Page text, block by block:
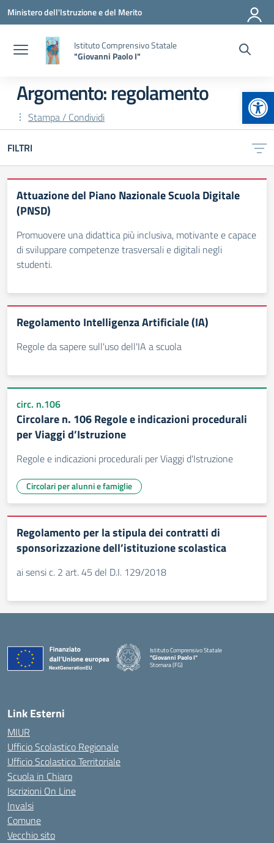
Vai ai contenuti
Vai al menu di navigazione
Vai al footer
Ministero dell'Istruzione e del Merito
Istituto Comprensivo Statale
"Giovanni Paolo I"
Argomento: regolamento
Stampa / Condividi
FILTRI
Attuazione del Piano Nazionale Scuola Digitale
(PNSD)
Promuovere una didattica più inclusiva, motivante e capace
di sviluppare competenze trasversali e digitali negli
studenti.
Regolamento Intelligenza Artificiale (IA)
Regole da sapere sull'uso dell'IA a scuola
circ. n.106
Circolare n. 106 Regole e indicazioni procedurali
per Viaggi d’Istruzione
Regole e indicazioni procedurali per Viaggi d'Istruzione
Circolari per alunni e famiglie
Regolamento per la stipula dei contratti di
sponsorizzazione dell’istituzione scolastica
ai sensi c. 2 art. 45 del D.I. 129/2018
Istituto Comprensivo Statale
"Giovanni Paolo I"
Stornara (FG)
Link Esterni
MIUR
Ufficio Scolastico Regionale
Ufficio Scolastico Territoriale
Scuola in Chiaro
Iscrizioni On Line
Invalsi
Comune
Vecchio sito